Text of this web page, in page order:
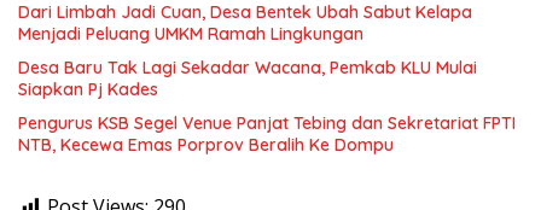
Dari Limbah Jadi Cuan, Desa Bentek Ubah Sabut Kelapa
Menjadi Peluang UMKM Ramah Lingkungan
Desa Baru Tak Lagi Sekadar Wacana, Pemkab KLU Mulai
Siapkan Pj Kades
Pengurus KSB Segel Venue Panjat Tebing dan Sekretariat FPTI
NTB, Kecewa Emas Porprov Beralih Ke Dompu